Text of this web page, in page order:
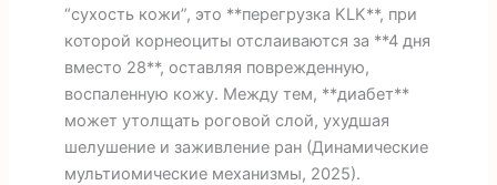
“сухость кожи”, это **перегрузка KLK**, при
которой корнеоциты отслаиваются за **4 дня
вместо 28**, оставляя поврежденную,
воспаленную кожу. Между тем, **диабет**
может утолщать роговой слой, ухудшая
шелушение и заживление ран (Динамические
мультиомические механизмы, 2025).